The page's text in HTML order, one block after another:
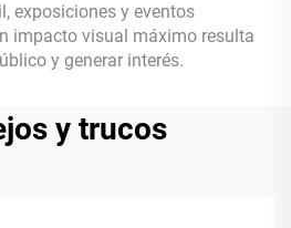
exposiciones y eventos
impacto visual máximo resulta
y generar interés.
y trucos